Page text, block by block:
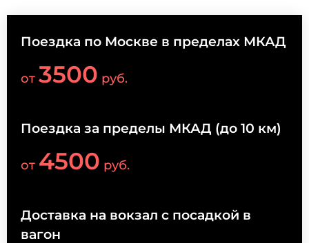
Поездка по Москве в пределах МКАД
от 3500 руб.
Поездка за пределы МКАД (до 10 км)
от 4500 руб.
Доставка на вокзал с посадкой в
вагон